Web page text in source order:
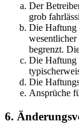
Der
grob
Die Haftung
begrenzt.
Die Haftung
Die
Ansprüche
6.